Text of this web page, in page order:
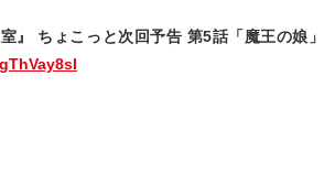
』 ちょこっと次回予告 第5話「魔王の娘」